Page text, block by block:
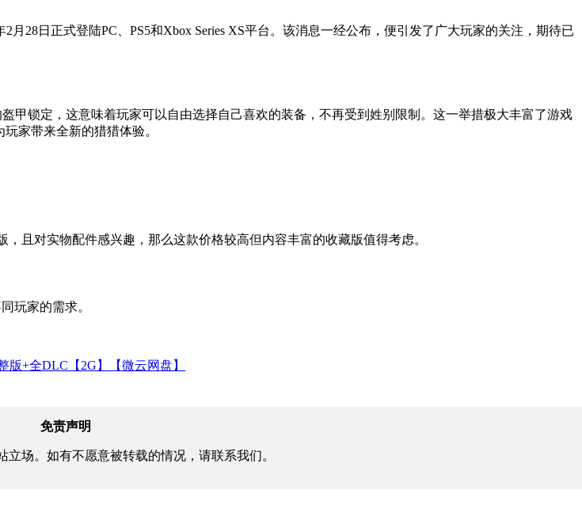
月28日正式登陆PC、PS5和Xbox Series XS平台。该消息一经公布，便引发了广大玩家的关注，期待已
甲锁定，这意味着玩家可以自由选择自己喜欢的装备，不再受到姓别限制。这一举措极大丰富了游戏
家带来全新的猎猎体验。
且对实物配件感兴趣，那么这款价格较高但内容丰富的收藏版值得考虑。
玩家的需求。
版+全DLC【2G】【微云网盘】
免责声明
立场。如有不愿意被转载的情况，请联系我们。